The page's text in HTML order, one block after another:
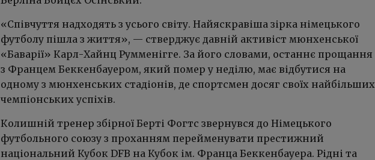
«Співчуття надходять з усього світу. Найяскравіша зірка німецького
футболу пішла з життя», — стверджує давній активіст мюнхенської
«Баварії» Карл-Хайнц Румменігге. За його словами, останнє прощання
з Францем Беккенбауером, який помер у неділю, має відбутися на
одному з мюнхенських стадіонів, де спортсмен досяг своїх найбільших
чемпіонських успіхів.
Колишній тренер збірної Берті Фогтс звернувся до Німецького
футбольного союзу з проханням перейменувати престижний
національний Кубок DFB на Кубок ім. Франца Беккенбауера. Рідні та